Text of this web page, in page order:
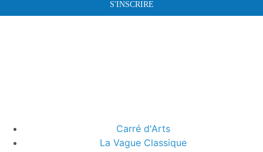
S'INSCRIRE
Carré d'Arts
La Vague Classique